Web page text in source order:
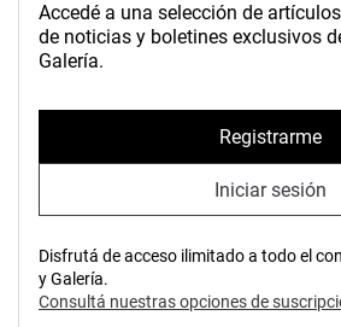
Accedé a una selección de
de noticias y boletines exclusivos
Galería.
Registrarme
Iniciar sesión
Disfrutá de acceso ilimitado a todo el
y Galería.
Consultá nuestras opciones de